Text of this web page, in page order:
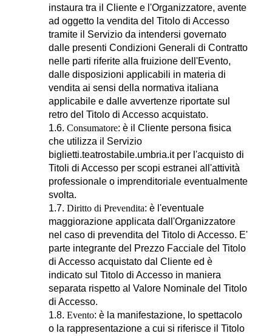
instaura tra il Cliente e l'Organizzatore, avente
ad oggetto la vendita del Titolo di Accesso
tramite il Servizio da intendersi governato
dalle presenti Condizioni Generali di Contratto
nelle parti riferite alla fruizione dell'Evento,
dalle disposizioni applicabili in materia di
vendita ai sensi della normativa italiana
applicabile e dalle avvertenze riportate sul
retro del Titolo di Accesso acquistato.
1.6. Consumatore: è il Cliente persona fisica
che utilizza il Servizio
biglietti.teatrostabile.umbria.it per l'acquisto di
Titoli di Accesso per scopi estranei all'attività
professionale o imprenditoriale eventualmente
svolta.
1.7. Diritto di Prevendita: è l'eventuale
maggiorazione applicata dall'Organizzatore
nel caso di prevendita del Titolo di Accesso. E'
parte integrante del Prezzo Facciale del Titolo
di Accesso acquistato dal Cliente ed è
indicato sul Titolo di Accesso in maniera
separata rispetto al Valore Nominale del Titolo
di Accesso.
1.8. Evento: è la manifestazione, lo spettacolo
o la rappresentazione a cui si riferisce il Titolo